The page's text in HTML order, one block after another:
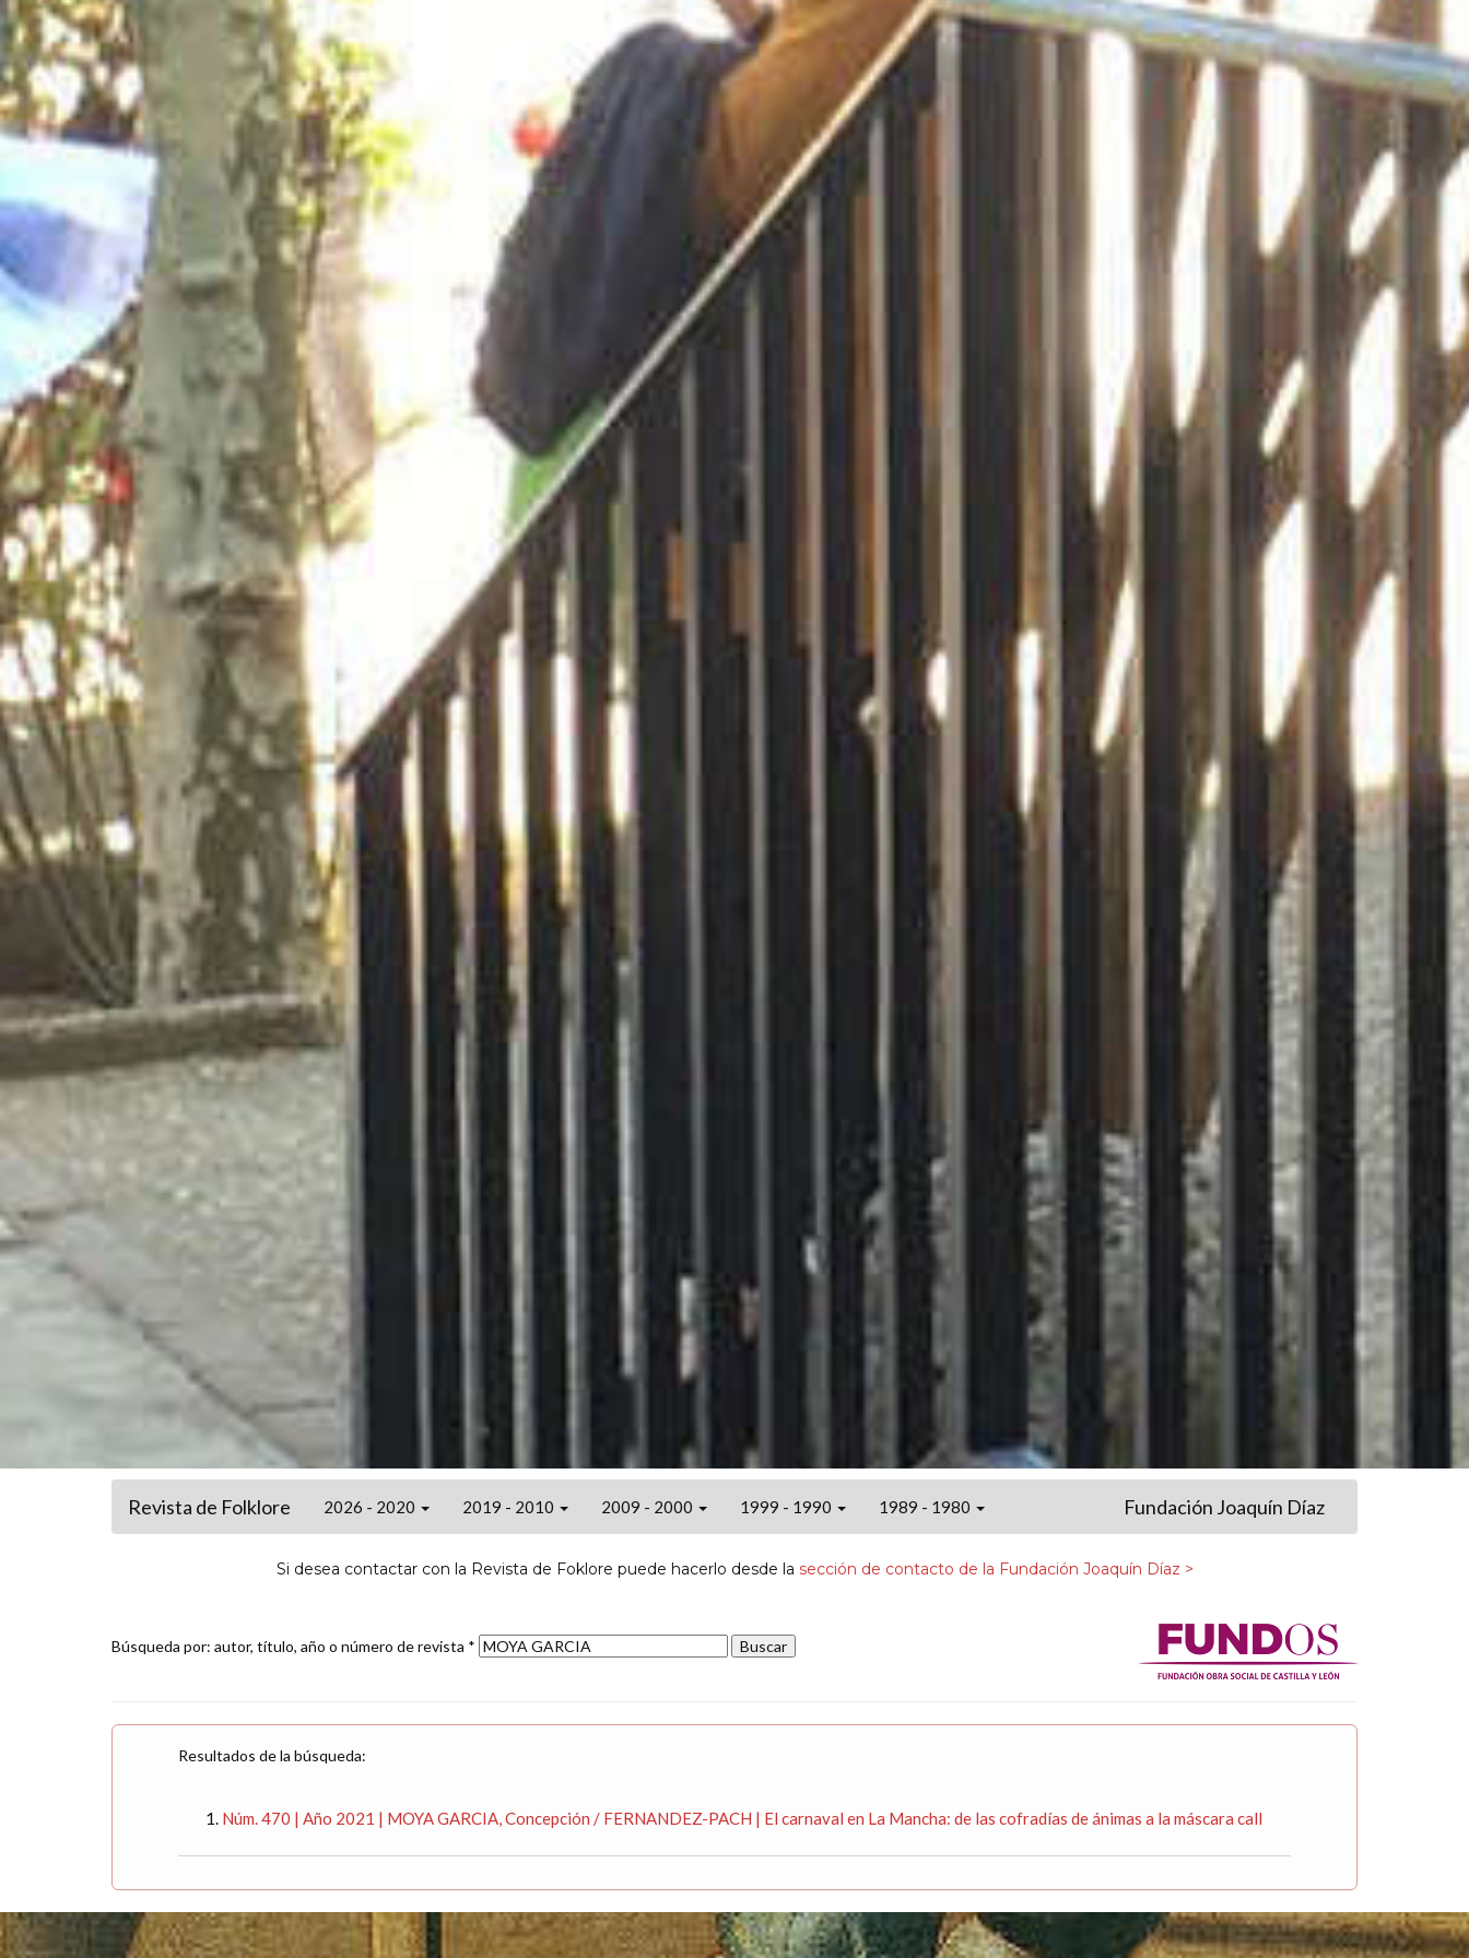
Revista de Folklore 2026 - 2020 2019 - 2010 2009 - 2000 1999 - 1990 1989 - 1980 Fundación Joaquín Díaz
Si desea contactar con la Revista de Foklore puede hacerlo desde la sección de contacto de la Fundación Joaquín Díaz >
Búsqueda por: autor, título, año o número de revista *
Resultados de la búsqueda:
Núm. 470 | Año 2021 | MOYA GARCIA, Concepción / FERNANDEZ-PACH | El carnaval en La Mancha: de las cofradías de ánimas a la máscara call